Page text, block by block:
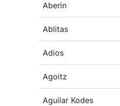
Aberin
Ablitas
Adios
Agoitz
Aguilar Kodes